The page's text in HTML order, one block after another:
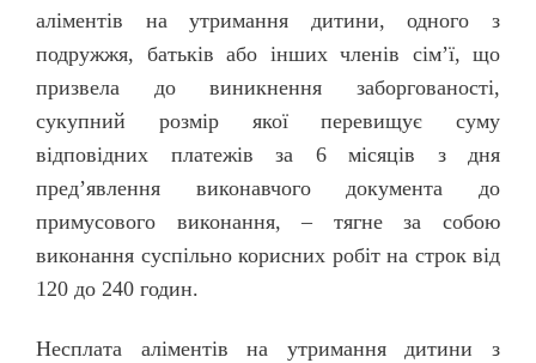
аліментів на утримання дитини, одного з
подружжя, батьків або інших членів сім’ї, що
призвела до виникнення заборгованості,
сукупний розмір якої перевищує суму
відповідних платежів за 6 місяців з дня
пред’явлення виконавчого документа до
примусового виконання, – тягне за собою
виконання суспільно корисних робіт на строк від
120 до 240 годин.
Несплата аліментів на утримання дитини з